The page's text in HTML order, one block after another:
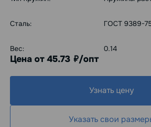
Сталь: ГОСТ 9389-
Вес: 0.14
Цена от 45.73 руб./опт
Узнать цену
Указать свои